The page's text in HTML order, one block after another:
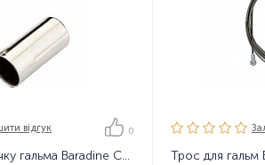
вiдгук 0
Ковпачок на сорочку гальма Baradine CAPBC01 5mm, 1шт